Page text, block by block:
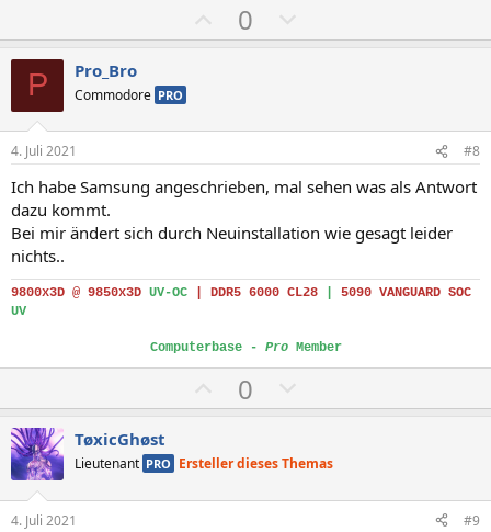
o
t
v
e
S
i
m
e
0
e
t
v
e
S
i
m
m
e
P Pro_Bro
Commodore PRO
4. Juli 2021 #8
Ich habe Samsung angeschrieben, mal sehen was als Antwort
dazu kommt.
Bei mir ändert sich durch Neuinstallation wie gesagt leider
nichts..
9800x3D @ 9850x3D UV-OC DDR5 6000 CL28
5090 VANGUARD SOC
UV
Computerbase - ProMember
o
i
t
0
e
a
t
TøxicGhøst
Lieutenant PRO Ersteller dieses Themas
4. Juli 2021 #9